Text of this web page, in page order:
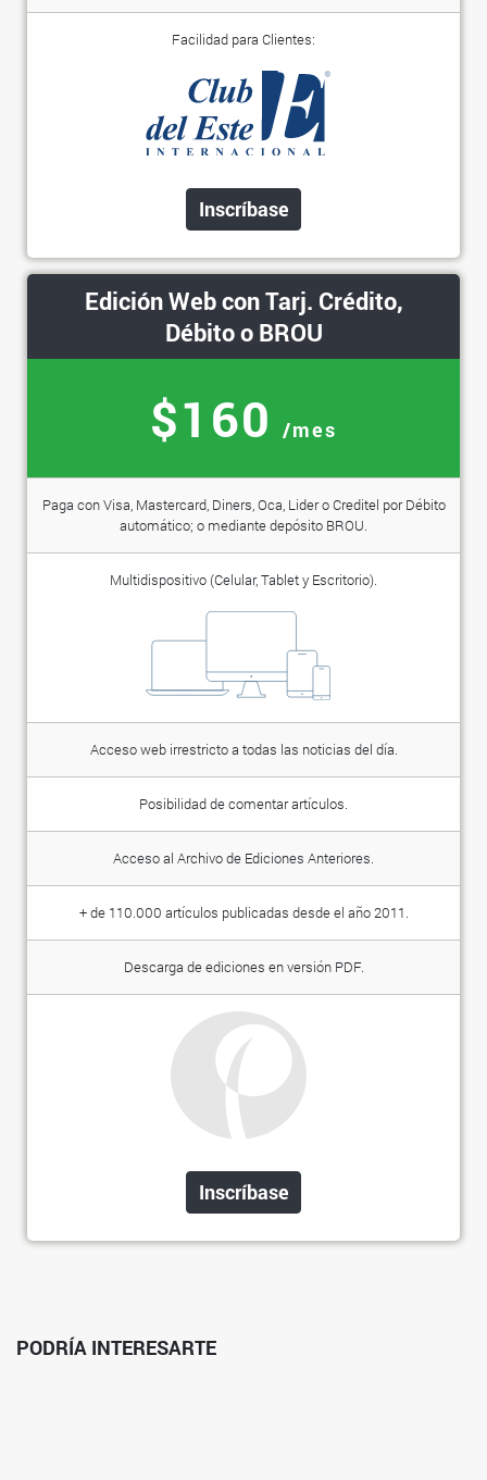
Facilidad para Clientes:
Inscríbase
Edición Web con Tarj. Crédito,
Débito o BROU
$160 /mes
Paga con Visa, Mastercard, Diners, Oca, Lider o Creditel por Débito
automático; o mediante depósito BROU.
Multidispositivo (Celular, Tablet y Escritorio).
Acceso web irrestricto a todas las noticias del día.
Posibilidad de comentar artículos.
Acceso al Archivo de Ediciones Anteriores.
+ de 110.000 artículos publicadas desde el año 2011.
Descarga de ediciones en versión PDF.
Inscríbase
PODRÍA INTERESARTE